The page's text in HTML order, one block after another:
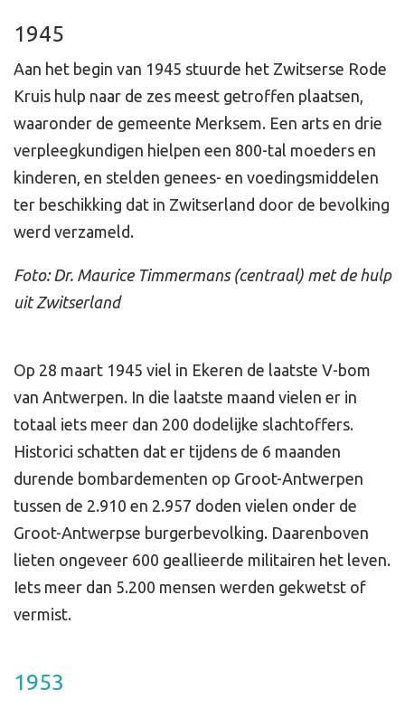
1945
Aan het begin van 1945 stuurde het Zwitserse Rode
Kruis hulp naar de zes meest getroffen plaatsen,
waaronder de gemeente Merksem. Een arts en drie
verpleegkundigen hielpen een 800-tal moeders en
kinderen, en stelden genees- en voedingsmiddelen
ter beschikking dat in Zwitserland door de bevolking
werd verzameld.
Foto: Dr. Maurice Timmermans (centraal) met de hulp
uit Zwitserland
Op 28 maart 1945 viel in Ekeren de laatste V-bom
van Antwerpen. In die laatste maand vielen er in
totaal iets meer dan 200 dodelijke slachtoffers.
Historici schatten dat er tijdens de 6 maanden
durende bombardementen op Groot-Antwerpen
tussen de 2.910 en 2.957 doden vielen onder de
Groot-Antwerpse burgerbevolking. Daarenboven
lieten ongeveer 600 geallieerde militairen het leven.
Iets meer dan 5.200 mensen werden gekwetst of
vermist.
1953